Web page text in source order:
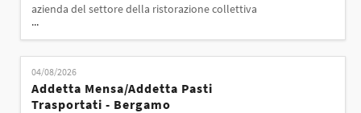
DE
ES
azienda del settore della ristorazione collettiva
CUOCO/A La risorsa si occuperà della gestione
della cucina per ciò che concerne la preparazione
dei pasti, la conservazione cibi Si richiede
disponibilità da lunedì a venerdì per 40 ore
settimanali orario: 8,00 - 16,00 REQUISITI Esp
...
04/08/2026
Addetta Mensa/addetta Pasti
Trasportati - Bergamo